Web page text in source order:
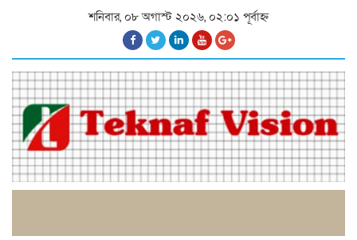
শনিবার, ০৮ অগাস্ট ২০২৬, ০২:০১ পূর্বাহ্ন